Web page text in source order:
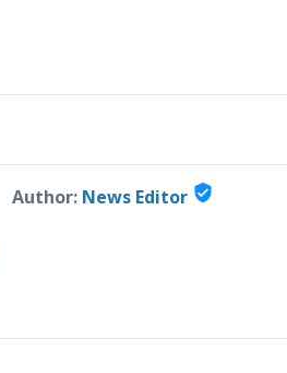
Author: News Editor verified_user